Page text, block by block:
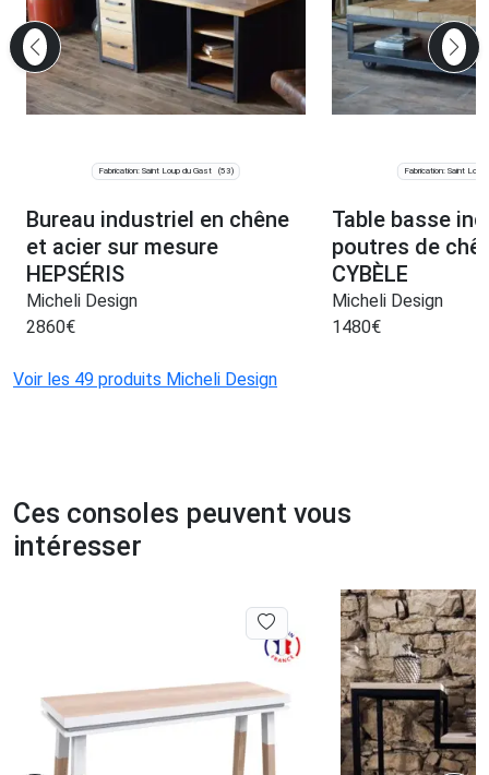
Fabrication: Saint Loup du Gast (53)
Bureau industriel en chêne
et acier sur mesure
HEPSÉRIS
Micheli Design
2860€
Fabrication: Saint Loup
Table basse
poutres de
CYBÈLE
Micheli Design
1480€
Voir les 49 produits Micheli Design
Ces consoles peuvent vous
intéresser